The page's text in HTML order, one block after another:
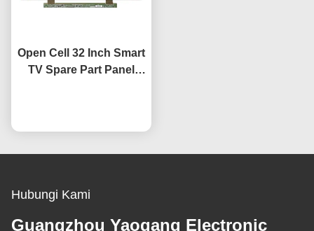
Open Cell 32 Inch Smart
TV Spare Part Panel
Hubungi Kami
Guangzhou Yaogang Electronic